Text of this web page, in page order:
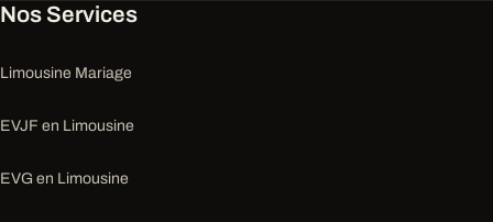
Nos Services
Limousine Mariage
EVJF en Limousine
EVG en Limousine